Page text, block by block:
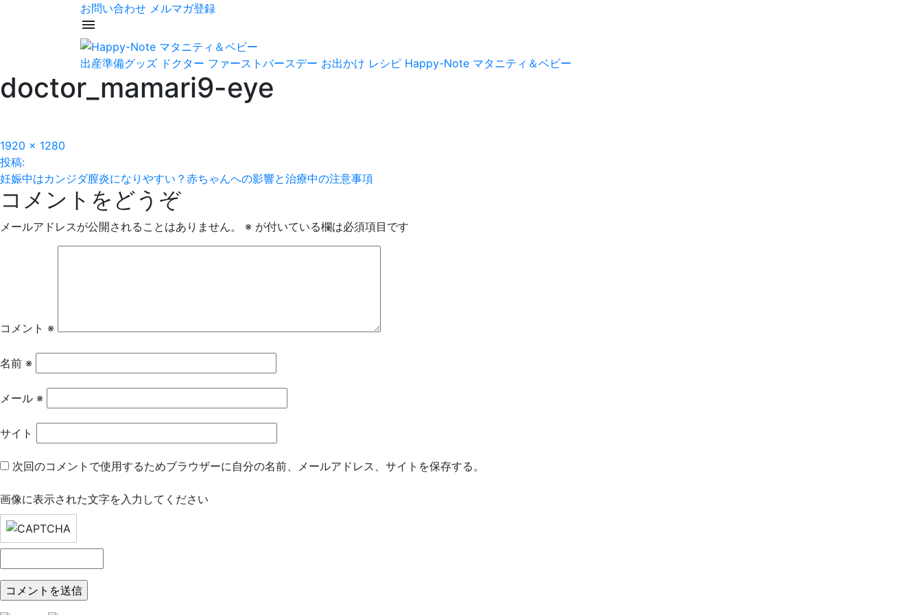
お問い合わせ メルマガ登録
menu
出産準備グッズ ドクター ファーストバースデー お出かけ レシピ Happy-Note マタニティ＆ベビー
doctor_mamari9-eye
フ
ル
サ
イ
ズ
1920 × 1280
投
稿
ナ
シ
ン
投稿:
妊娠中はカンジダ膣炎になりやすい？赤ちゃんへの影響と治療中の注意事項
コメントをどうぞ
メールアドレスが公開されることはありません。 ※ が付いている欄は必須項目です
コメント ※
名前 ※
メール ※
サイト
次回のコメントで使用するためブラウザーに自分の名前、メールアドレス、サイトを保存する。
画像に表示された文字を入力してください